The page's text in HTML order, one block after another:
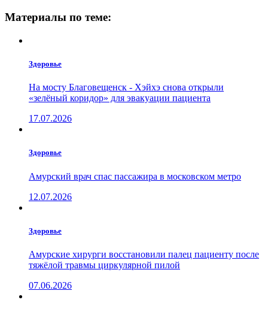
Материалы по теме:
Здоровье
На мосту Благовещенск - Хэйхэ снова открыли
«зелёный коридор» для эвакуации пациента
17.07.2026
Здоровье
Амурский врач спас пассажира в московском метро
12.07.2026
Здоровье
Амурские хирурги восстановили палец пациенту после
тяжёлой травмы циркулярной пилой
07.06.2026